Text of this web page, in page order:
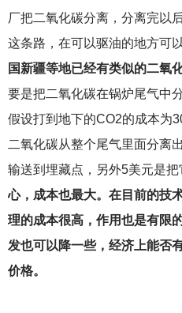
厂把二氧化碳分离，分离完以
这条路，在可以驱油的地方可
国新疆等地已经有类似的二氧
要是把二氧化碳在锅炉尾气中
假设打到地下的CO2的成本为
二氧化碳从整个尾气里面分离
输送到埋藏点，另外5美元是把
心，成本也最大。在目前的技
理的成本很高，作用也是有限
发也可以降一些，经济上能否
价格。